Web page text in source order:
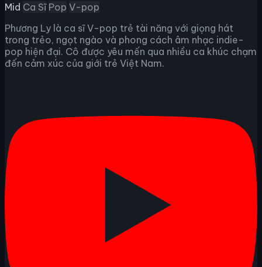
Mid Ca Sĩ Pop V-pop
Phương Ly là ca sĩ V-pop trẻ tài năng với giọng hát
trong trẻo, ngọt ngào và phong cách âm nhạc indie-
pop hiện đại. Cô được yêu mến qua nhiều ca khúc chạm
đến cảm xúc của giới trẻ Việt Nam.